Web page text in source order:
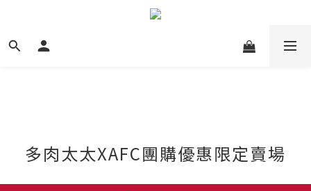
多肉太太XAFC團購優惠限定賣場